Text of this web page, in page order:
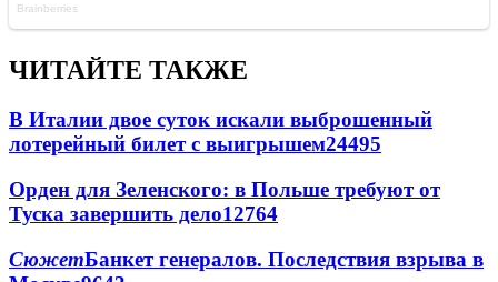
ЧИТАЙТЕ ТАКЖЕ
В Италии двое суток искали выброшенный
лотерейный билет с выигрышем24495
Орден для Зеленского: в Польше требуют от
Туска завершить дело12764
СюжетБанкет генералов. Последствия взрыва в